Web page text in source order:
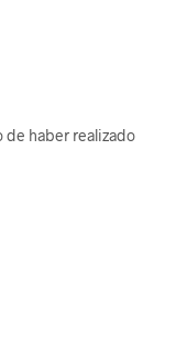
de haber realizado